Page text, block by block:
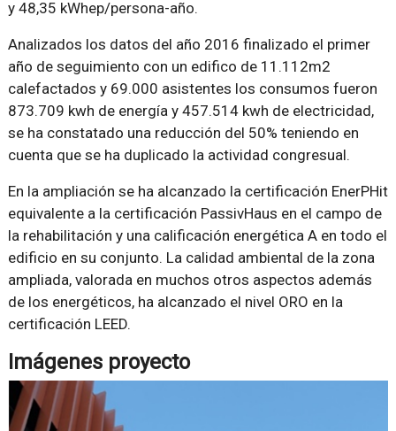
y 48,35 kWhep/persona-año.
Analizados los datos del año 2016 finalizado el primer
año de seguimiento con un edifico de 11.112m2
calefactados y 69.000 asistentes los consumos fueron
873.709 kwh de energía y 457.514 kwh de electricidad,
se ha constatado una reducción del 50% teniendo en
cuenta que se ha duplicado la actividad congresual.
En la ampliación se ha alcanzado la certificación EnerPHit
equivalente a la certificación PassivHaus en el campo de
la rehabilitación y una calificación energética A en todo el
edificio en su conjunto. La calidad ambiental de la zona
ampliada, valorada en muchos otros aspectos además
de los energéticos, ha alcanzado el nivel ORO en la
certificación LEED.
Imágenes proyecto